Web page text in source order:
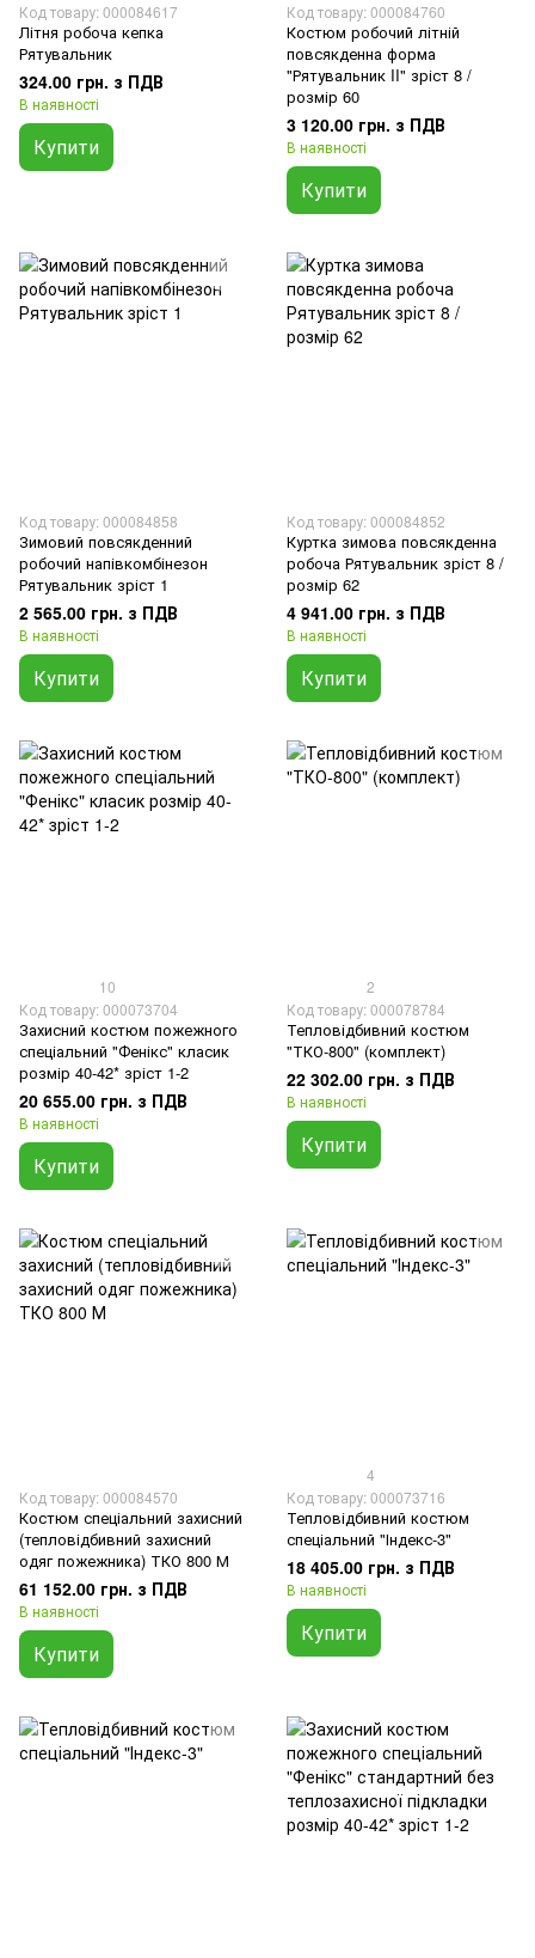
Код товару: 000084617
Літня робоча кепка
Рятувальник
324.00 грн. з ПДВ
В наявності
Купити
Код товару: 000084760
Костюм робочий літній
повсякденна форма
"Рятувальник II" зріст 8 /
розмір 60
3 120.00 грн. з ПДВ
В наявності
Купити
Код товару: 000084858
Зимовий повсякденний
робочий напівкомбінезон
Рятувальник зріст 1
2 565.00 грн. з ПДВ
В наявності
Купити
Код товару: 000084852
Куртка зимова повсякденна
робоча Рятувальник зріст 8 /
розмір 62
4 941.00 грн. з ПДВ
В наявності
Купити
10
Код товару: 000073704
Захисний костюм пожежного
спеціальний "Фенікс" класик
розмір 40-42* зріст 1-2
20 655.00 грн. з ПДВ
В наявності
Купити
2
Код товару: 000078784
Тепловідбивний костюм
"ТКО-800" (комплект)
22 302.00 грн. з ПДВ
В наявності
Купити
Код товару: 000084570
Костюм спеціальний захисний
(тепловідбивний захисний
одяг пожежника) ТКО 800 М
61 152.00 грн. з ПДВ
В наявності
Купити
4
Код товару: 000073716
Тепловідбивний костюм
спеціальний "Індекс-3"
18 405.00 грн. з ПДВ
В наявності
Купити